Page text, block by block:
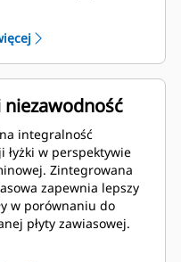
łyżkę. Zwiększony
zapewnia
opór dolnej części
koszty związane z
jest najwyższe
Łyżki Cat
szybkie cięcie
celu zwiększenia
pracy maszyny.
większą ilość
niezawodność
integralność
łyżki w perspektywie
Zintegrowana
zapewnia lepszy
w porównaniu do
płyty zawiasowej.